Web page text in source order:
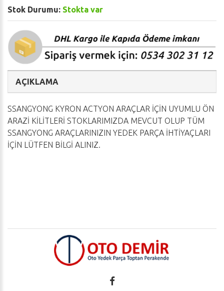
Stok Durumu: Stokta var
AÇIKLAMA
SSANGYONG KYRON ACTYON ARAÇLAR İÇİN UYUMLU ÖN
ARAZİ KİLİTLERİ STOKLARIMIZDA MEVCUT OLUP TÜM
SSANGYONG ARAÇLARINIZIN YEDEK PARÇA İHTİYAÇLARI
İÇİN LÜTFEN BİLGİ ALINIZ.